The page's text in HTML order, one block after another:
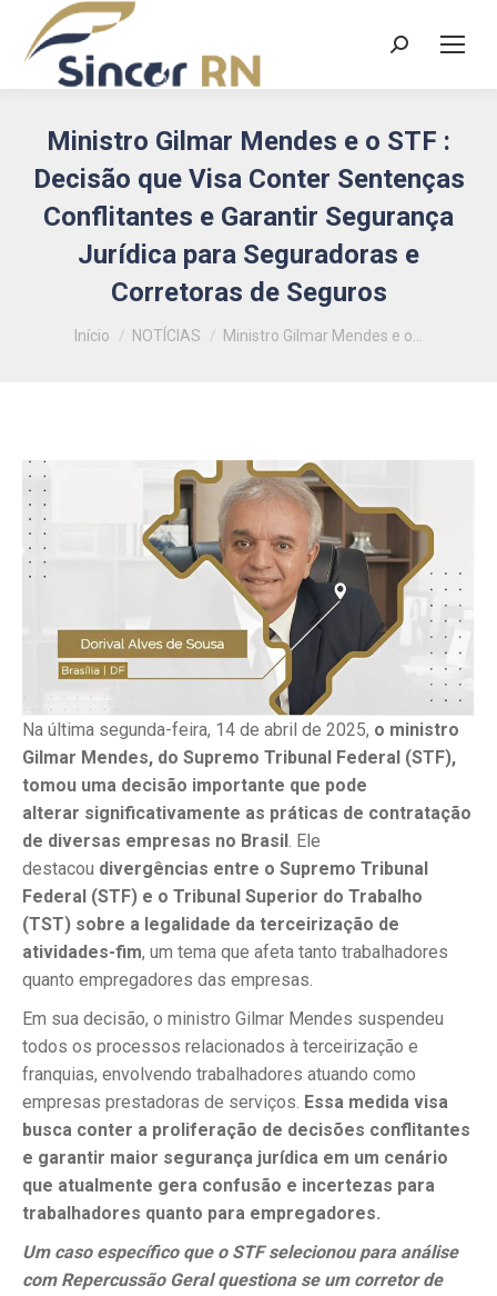
Search:
Ministro Gilmar Mendes e o STF :
Decisão que Visa Conter Sentenças
Conflitantes e Garantir Segurança
Jurídica para Seguradoras e
Corretoras de Seguros
Você está aqui:
Início NOTÍCIAS Ministro Gilmar Mendes e o…
Na última segunda-feira, 14 de abril de 2025, o ministro
Gilmar Mendes, do Supremo Tribunal Federal (STF),
tomou uma decisão importante que pode
alterar significativamente as práticas de contratação
de diversas empresas no Brasil. Ele
destacou divergências entre o Supremo Tribunal
Federal (STF) e o Tribunal Superior do Trabalho
(TST) sobre a legalidade da terceirização de
atividades-fim, um tema que afeta tanto trabalhadores
quanto empregadores das empresas.
Em sua decisão, o ministro Gilmar Mendes suspendeu
todos os processos relacionados à terceirização e
franquias, envolvendo trabalhadores atuando como
empresas prestadoras de serviços. Essa medida visa
busca conter a proliferação de decisões conflitantes
e garantir maior segurança jurídica em um cenário
que atualmente gera confusão e incertezas para
trabalhadores quanto para empregadores.
Um caso específico que o STF selecionou para análise
com Repercussão Geral questiona se um corretor de